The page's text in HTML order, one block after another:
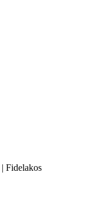
| Fidelakos